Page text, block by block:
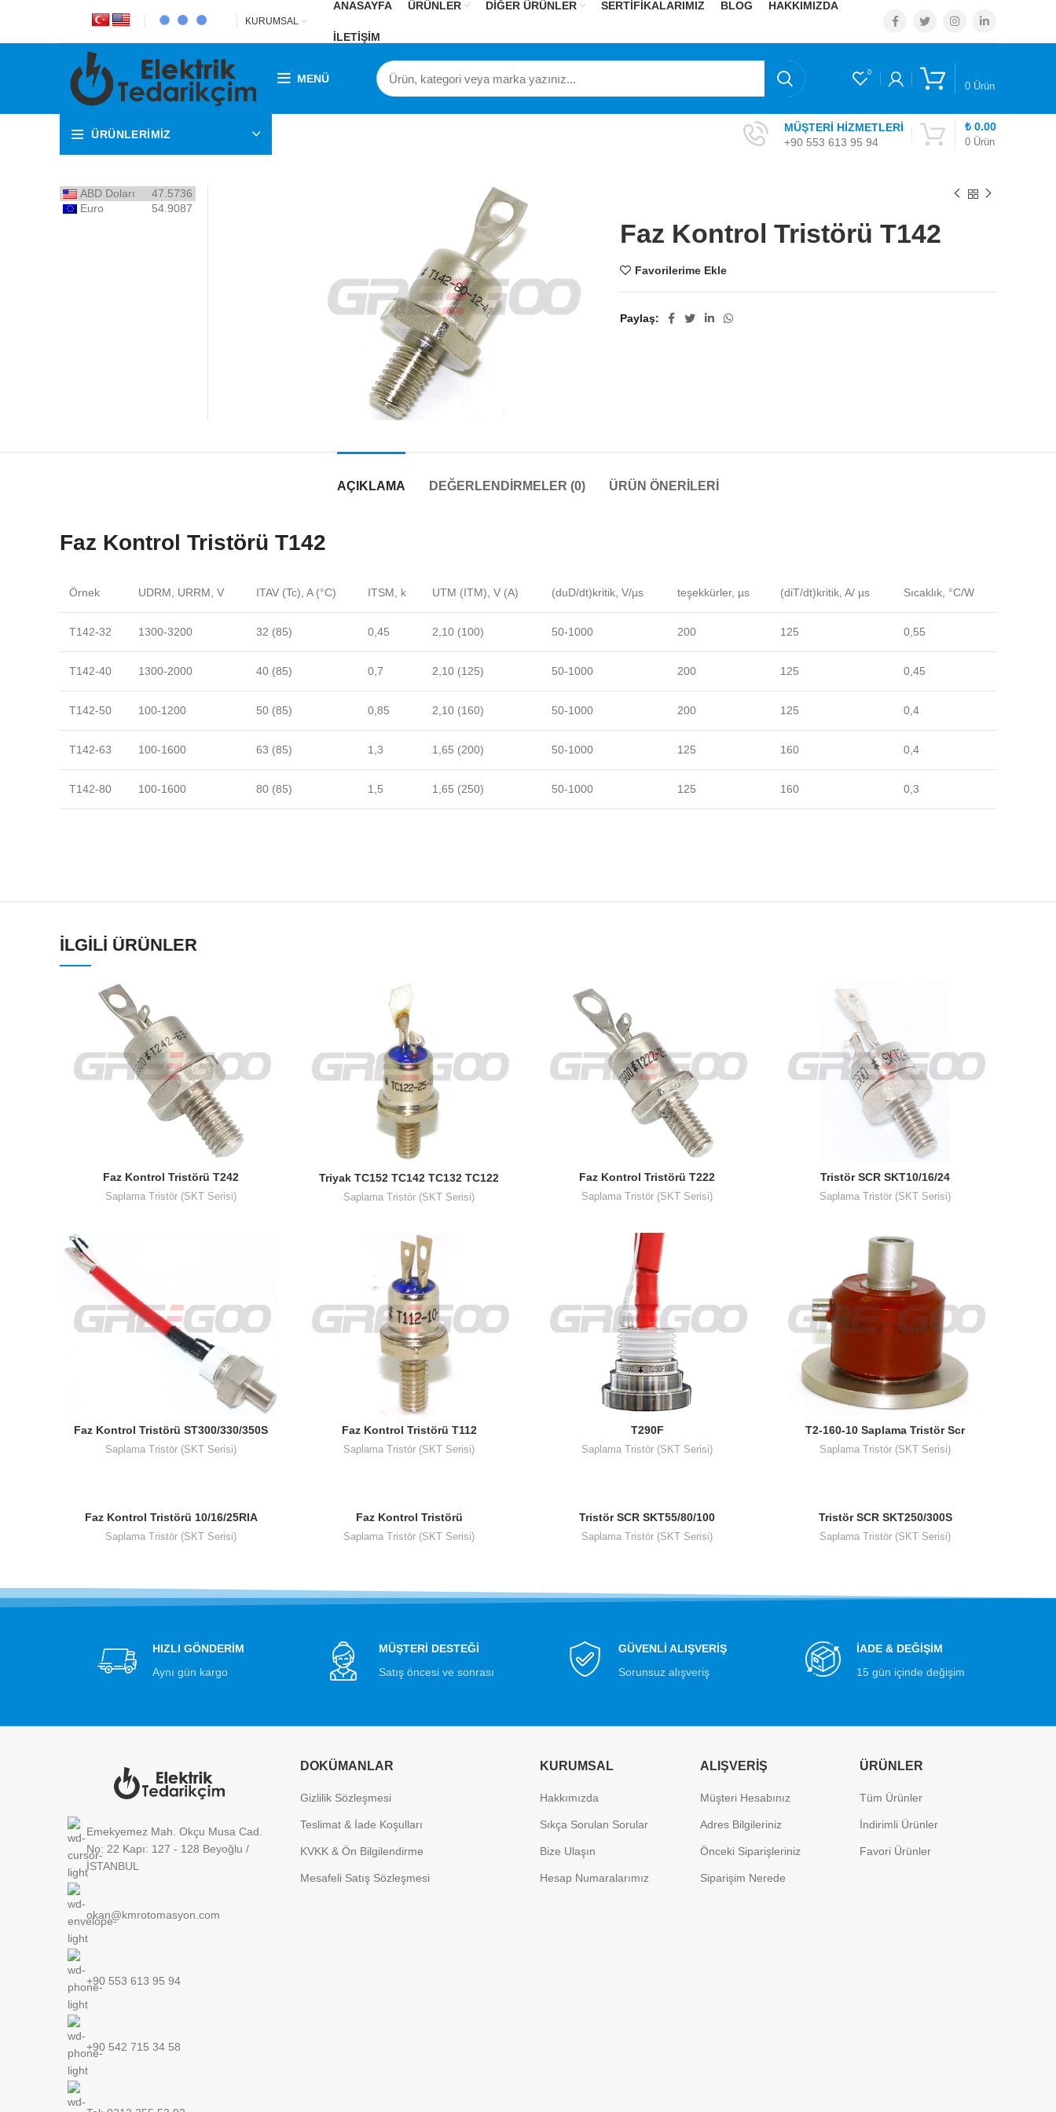
KURUMSAL
ANASAYFA ÜRÜNLER DİĞER ÜRÜNLER SERTİFİKALARIMIZ BLOG HAKKIMIZDA
İLETİŞİM
MENÜ 0
0 Ürün
ÜRÜNLERİMİZ
MÜŞTERİ HİZMETLERİ
+90 553 613 95 94
0 Ürün
₺ 0.00
Faz Kontrol Tristörü T142
Favorilerime Ekle
Paylaş
ABD Doları
47.5736
Euro
54.9087
AÇIKLAMA DEĞERLENDIRMELER (0) ÜRÜN ÖNERILERI
Faz Kontrol Tristörü T142
Örnek UDRM, URRM, V ITAV (Tc), A (°C) ITSM, k UTM (ITM), V (A) (duD/dt)kritik, V/µs teşekkürler, µs (diT/dt)kritik, A/ µs Sıcaklık, °C/W
T142-32 1300-3200 32 (85) 0,45 2,10 (100) 50-1000 200 125 0,55
T142-40 1300-2000 40 (85) 0,7 2,10 (125) 50-1000 200 125 0,45
T142-50 100-1200 50 (85) 0,85 2,10 (160) 50-1000 200 125 0,4
T142-63 100-1600 63 (85) 1,3 1,65 (200) 50-1000 125 160 0,4
T142-80 100-1600 80 (85) 1,5 1,65 (250) 50-1000 125 160 0,3
İLGILI ÜRÜNLER
Faz Kontrol Tristörü T242
Saplama Tristör (SKT Serisi)
Triyak TC152 TC142 TC132 TC122
TC112
Saplama Tristör (SKT Serisi)
Faz Kontrol Tristörü T222
Saplama Tristör (SKT Serisi)
Tristör SCR SKT10/16/24
Saplama Tristör (SKT Serisi)
Faz Kontrol Tristörü ST300/330/350S
Saplama Tristör (SKT Serisi)
Faz Kontrol Tristörü T112
Saplama Tristör (SKT Serisi)
T290F
Saplama Tristör (SKT Serisi)
T2-160-10 Saplama Tristör Scr
Saplama Tristör (SKT Serisi)
Faz Kontrol Tristörü 10/16/25RIA
Saplama Tristör (SKT Serisi)
Faz Kontrol Tristörü
ST80/100/130/150S
Saplama Tristör (SKT Serisi)
Tristör SCR SKT55/80/100
Saplama Tristör (SKT Serisi)
Tristör SCR SKT250/300S
Saplama Tristör (SKT Serisi)
HIZLI GÖNDERİM
Aynı gün kargo
MÜŞTERİ DESTEĞİ
Satış öncesi ve sonrası
GÜVENLİ ALIŞVERİŞ
Sorunsuz alışveriş
İADE & DEĞİŞİM
15 gün içinde değişim
Emekyemez Mah. Okçu Musa Cad.
No: 22 Kapı: 127 - 128 Beyoğlu /
İSTANBUL
okan@kmrotomasyon.com
+90 553 613 95 94
+90 542 715 34 58
DOKÜMANLAR
Gizlilik Sözleşmesi
Teslimat & İade Koşulları
KVKK & Ön Bilgilendirme
Mesafeli Satış Sözleşmesi
KURUMSAL
Hakkımızda
Sıkça Sorulan Sorular
Bize Ulaşın
Hesap Numaralarımız
ALIŞVERIŞ
Müşteri Hesabınız
Adres Bilgileriniz
Önceki Siparişleriniz
Siparişim Nerede
ÜRÜNLER
Tüm Ürünler
İndirimli Ürünler
Favori Ürünler